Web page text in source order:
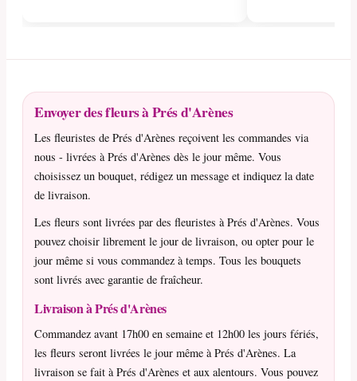
Envoyer des fleurs à Prés d'Arènes
Les fleuristes de Prés d'Arènes reçoivent les commandes via
nous - livrées à Prés d'Arènes dès le jour même. Vous
choisissez un bouquet, rédigez un message et indiquez la date
de livraison.
Les fleurs sont livrées par des fleuristes à Prés d'Arènes. Vous
pouvez choisir librement le jour de livraison, ou opter pour le
jour même si vous commandez à temps. Tous les bouquets
sont livrés avec garantie de fraîcheur.
Livraison à Prés d'Arènes
Commandez avant 17h00 en semaine et 12h00 les jours fériés,
les fleurs seront livrées le jour même à Prés d'Arènes. La
livraison se fait à Prés d'Arènes et aux alentours. Vous pouvez